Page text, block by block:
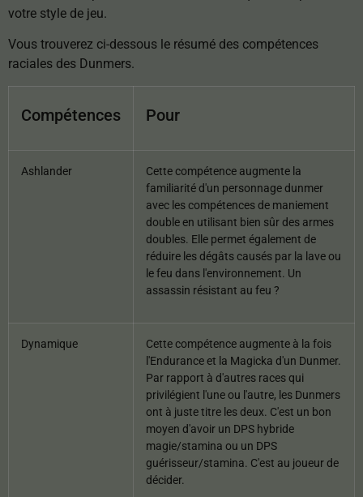
votre style de jeu.
Vous trouverez ci-dessous le résumé des compétences
raciales des Dunmers.
Compétences Pour
Ashlander
Cette compétence augmente la
familiarité d'un personnage dunmer
avec les compétences de maniement
double en utilisant bien sûr des armes
doubles. Elle permet également de
réduire les dégâts causés par la lave ou
le feu dans l'environnement. Un
assassin résistant au feu ?
Dynamique
Cette compétence augmente à la fois
l'Endurance et la Magicka d'un Dunmer.
Par rapport à d'autres races qui
privilégient l'une ou l'autre, les Dunmers
ont à juste titre les deux. C'est un bon
moyen d'avoir un DPS hybride
magie/stamina ou un DPS
guérisseur/stamina. C'est au joueur de
décider.